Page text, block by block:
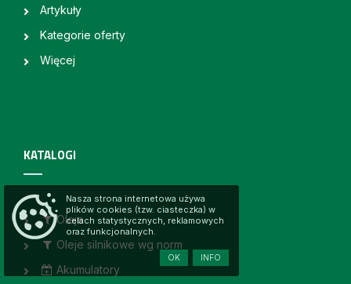
Artykuły
Kategorie oferty
Więcej
KATALOGI
Oleje
Oleje silnikowe wg norm
Akumulatory
Nasza strona internetowa używa
plików cookies (tzw. ciasteczka) w
celach statystycznych, reklamowych
oraz funkcjonalnych.
INFO
OK